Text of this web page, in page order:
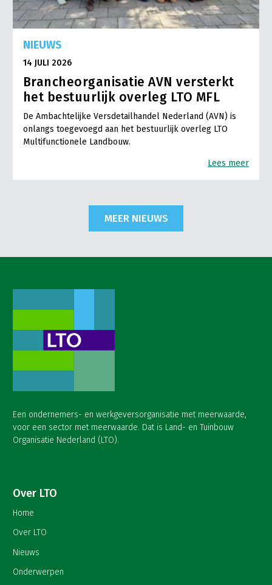
NIEUWS
14 JULI 2026
Brancheorganisatie AVN versterkt
het bestuurlijk overleg LTO MFL
De Ambachtelijke Versdetailhandel Nederland (AVN) is
onlangs toegevoegd aan het bestuurlijk overleg LTO
Multifunctionele Landbouw.
Lees meer
MEER NIEUWS
Een ondernemers- en werkgeversorganisatie met meerwaarde,
voor een sector met meerwaarde. Dat is Land- en Tuinbouw
Organisatie Nederland (LTO).
Over LTO
Home
Over LTO
Nieuws
Onderwerpen